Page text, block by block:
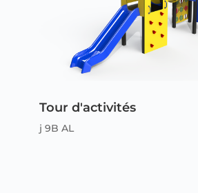
Tour d'activités
j 9B AL